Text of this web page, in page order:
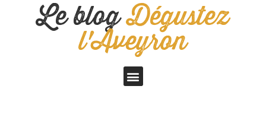
Le blogDégustez
l'Aveyron